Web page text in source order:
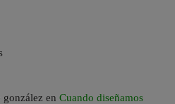
gonzález en Cuando diseñamos